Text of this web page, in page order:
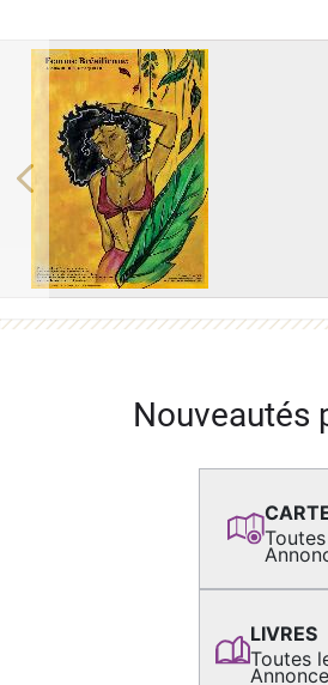
Previous
Nouveautés
LIVRES
Toutes